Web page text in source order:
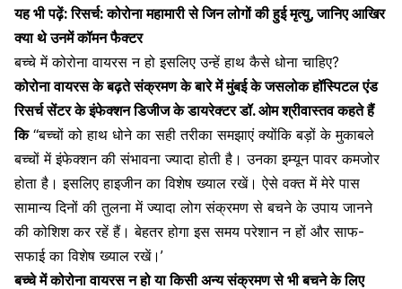
यह भी पढ़ें:रिसर्च: कोरोना महामारी से जिन लोगों की हुई मृत्यु, जानिए आखिर
क्या थे उनमें कॉमन फैक्टर
बच्चे में कोरोना वायरस न हो इसलिए उन्हें हाथ कैसे धोना चाहिए?
कोरोना वायरस के बढ़ते संक्रमण के बारे में मुंबई के जसलोक हॉस्पिटल एंड
रिसर्च सेंटर के इंफेक्शन डिजीज के डायरेक्टर डॉ. ओम श्रीवास्तव कहते हैं
कि“बच्चों को हाथ धोने का सही तरीका समझाएं क्योंकि बड़ों के मुकाबले
बच्चों में इंफेक्शन की संभावना ज्यादा होती है। उनका इम्यून पावर कमजोर
होता है। इसलिए हाइजीन का विशेष ख्याल रखें। ऐसे वक्त में मेरे पास
सामान्य दिनों की तुलना में ज्यादा लोग संक्रमण से बचने के उपाय जानने
की कोशिश कर रहें हैं। बेहतर होगा इस समय परेशान न हों और साफ-
सफाई का विशेष ख्याल रखें।’
बच्चे में कोरोना वायरस न हो या किसी अन्य संक्रमण से भी बचने के लिए